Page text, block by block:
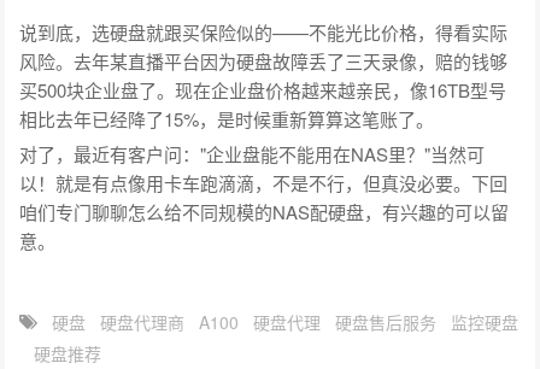
说到底，选硬盘就跟买保险似的——不能光比价格，得看实际
风险。去年某直播平台因为硬盘故障丢了三天录像，赔的钱够
买500块企业盘了。现在企业盘价格越来越亲民，像16TB型号
相比去年已经降了15%，是时候重新算算这笔账了。
对了，最近有客户问："企业盘能不能用在NAS里？"当然可
以！就是有点像用卡车跑滴滴，不是不行，但真没必要。下回
咱们专门聊聊怎么给不同规模的NAS配硬盘，有兴趣的可以留
意。
硬盘 硬盘代理商 A100 硬盘代理 硬盘售后服务
监控硬盘
硬盘推荐